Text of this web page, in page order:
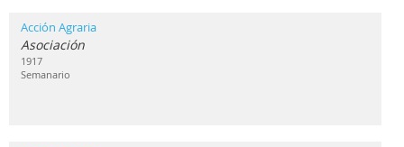
Acción Agraria
Asociación
1917
Semanario